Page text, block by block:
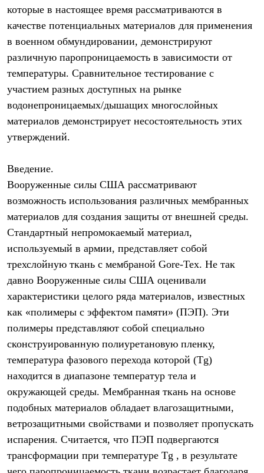
Софтшелл одежда
Куртки
Куртки
Брюки
Комбинезоны
Термобелье
Комплект термобелья
Снаряжение
Палатки и тенты
Палатки
Рюкзаки
Экспедиционные
Легкоходные
Альпинистские
Городские
Аксессуары для рюкзаков
Спальные мешки
Пуховые
Комбинированные
С синтетическим утеплителем
Аксессуары для спальников
Сумки и баулы
Баулы
Кошельки
Сумки
Полезные аксессуары
Книги
Коврики
Обувь
Женская обувь
Сапоги
Ботинки
Мужская обувь
Ботинки
Кроссовки
которые в настоящее время рассматриваются в
качестве потенциальных материалов для применения
в военном обмундировании, демонстрируют
различную паропроницаемость в зависимости от
температуры. Сравнительное тестирование с
участием разных доступных на рынке
водонепроницаемых/дышащих многослойных
материалов демонстрирует несостоятельность этих
утверждений.
Введение.
Вооруженные силы США рассматривают
возможность использования различных мембранных
материалов для создания защиты от внешней среды.
Стандартный непромокаемый материал,
используемый в армии, представляет собой
трехслойную ткань с мембраной Gore-Tex. Не так
давно Вооруженные силы США оценивали
характеристики целого ряда материалов, известных
как «полимеры с эффектом памяти» (ПЭП). Эти
полимеры представляют собой специально
сконструированную полиуретановую пленку,
температура фазового перехода которой (Tg)
находится в диапазоне температур тела и
окружающей среды. Мембранная ткань на основе
подобных материалов обладает влагозащитными,
ветрозащитными свойствами и позволяет пропускать
испарения. Считается, что ПЭП подвергаются
трансформации при температуре Tg , в результате